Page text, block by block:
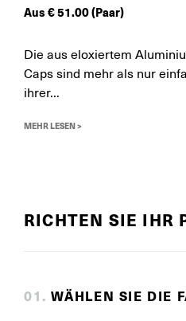
Aus€51.00(Paar)
Die aus eloxiertem
Caps sind mehr als nur
ihrer...
MEHR LESEN >
RICHTEN SIE IHR
01 . WÄHLEN SIE DIE